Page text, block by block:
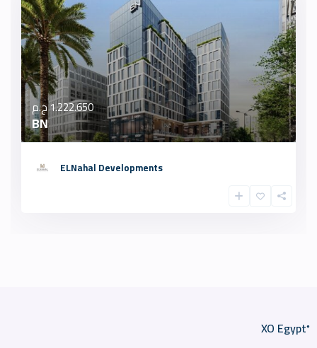
1.222.650 ج.م
BN
ELNahal Developments